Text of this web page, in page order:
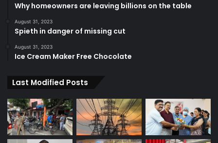
Why homeowners are leaving billions on the table
August 31, 2023
Spieth in danger of missing cut
August 31, 2023
Ice Cream Maker Free Chocolate
Last Modified Posts